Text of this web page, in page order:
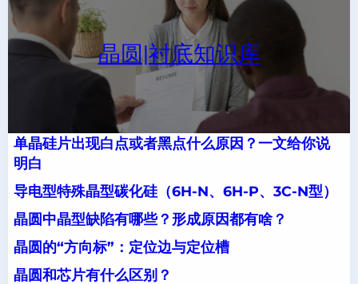
晶圆|衬底知识库
单晶硅片出现白点或者黑点什么原因？一文给你说
明白
导电型特殊晶型碳化硅（6H-N、6H-P、3C-N型）
晶圆中晶型缺陷有哪些？形成原因都有啥？
晶圆的“方向标”：定位边与定位槽
晶圆和芯片有什么区别？